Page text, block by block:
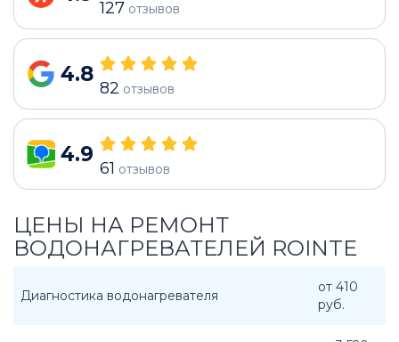
127 отзывов
4.8
82 отзывов
4.9
61 отзывов
ЦЕНЫ НА РЕМОНТ
ВОДОНАГРЕВАТЕЛЕЙ ROINTE
Диагностика водонагревателя
от 410
руб.